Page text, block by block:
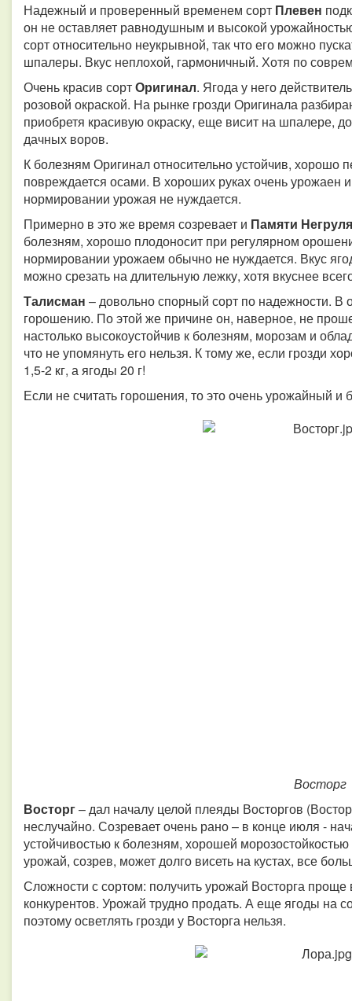
Надежный и проверенный временем сорт Плевен
он не оставляет равнодушным и высокой
сорт относительно неукрывной, так что его можно
шпалеры. Вкус неплохой, гармоничный. Хотя по
Очень красив сортОригинал. Ягода у него
розовой окраской. На рынке грозди Оригинала
приобретя красивую окраску, еще висит на шпалере,
дачных воров.
К болезням Оригинал относительно устойчив, хорошо
повреждается осами. В хороших руках очень урожаен
нормировании урожая не нуждается.
Примерно в это же время созревает и Памяти Негруля
болезням, хорошо плодоносит при регулярном
нормировании урожаем обычно не нуждается. Вкус
можно срезать на длительную лежку, хотя вкуснее
Талисман – довольно спорный сорт по надежности. В
горошению. По этой же причине он, наверное, не
настолько высокоустойчив к болезням, морозам и
что не упомянуть его нельзя. К тому же, если грозди
1,5-2 кг, а ягоды 20 г!
Если не считать горошения, то это очень урожайный
Восторг
Восторг– дал началу целой плеяды Восторгов
неслучайно. Созревает очень рано – в конце июля -
устойчивостью к болезням, хорошей
урожай, созрев, может долго висеть на кустах, все
Сложности с сортом: получить урожай Восторга проще
конкурентов. Урожай трудно продать. А еще ягоды на
поэтому осветлять грозди у Восторга нельзя.